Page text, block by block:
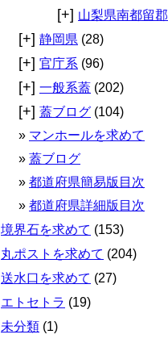
[+] 山梨県南都留郡
[+] 静岡県 (28)
[+] 官庁系 (96)
[+] 一般系蓋 (202)
[+] 蓋ブログ (104)
マンホールを求めて
蓋ブログ
都道府県簡易版目次
都道府県詳細版目次
境界石を求めて (153)
丸ポストを求めて (204)
送水口を求めて (27)
エトセトラ (19)
未分類 (1)